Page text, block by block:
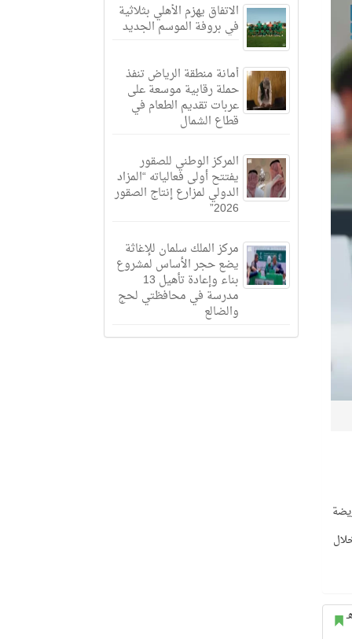
الاتفاق يهزم الأهلي بثلاثية
في بروفة الموسم الجديد
أمانة منطقة الرياض تنفذ
حملة رقابية موسعة على
عربات تقديم الطعام في
قطاع الشمال
المركز الوطني للصقور
يفتتح أولى فعالياته “المزاد
الدولي لمزارع إنتاج الصقور
2026”
مركز الملك سلمان للإغاثة
يضع حجر الأساس لمشروع
بناء وإعادة تأهيل 13
مدرسة في محافظتي لحج
والضالع